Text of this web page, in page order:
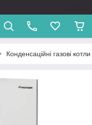
Конденсаційні газові котли